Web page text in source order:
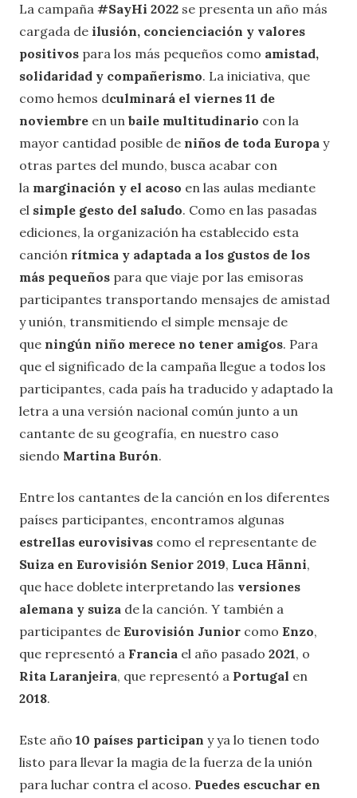
La campaña #SayHi 2022 se presenta un año más
cargada de ilusión, concienciación y valores
positivos para los más pequeños como amistad,
solidaridad y compañerismo. La iniciativa, que
como hemos dculminará el viernes 11 de
noviembre en un baile multitudinario con la
mayor cantidad posible de niños de toda Europa y
otras partes del mundo, busca acabar con
la marginación y el acoso en las aulas mediante
el simple gesto del saludo. Como en las pasadas
ediciones, la organización ha establecido esta
canción rítmica y adaptada a los gustos de los
más pequeños para que viaje por las emisoras
participantes transportando mensajes de amistad
y unión, transmitiendo el simple mensaje de
que ningún niño merece no tener amigos. Para
que el significado de la campaña llegue a todos los
participantes, cada país ha traducido y adaptado la
letra a una versión nacional común junto a un
cantante de su geografía, en nuestro caso
siendo Martina Burón.
Entre los cantantes de la canción en los diferentes
países participantes, encontramos algunas
estrellas eurovisivas como el representante de
Suiza en Eurovisión Senior 2019, Luca Hänni,
que hace doblete interpretando las versiones
alemana y suiza de la canción. Y también a
participantes de Eurovisión Junior como Enzo,
que representó a Francia el año pasado 2021, o
Rita Laranjeira, que representó a Portugal en
2018.
Este año 10 países participan y ya lo tienen todo
listo para llevar la magia de la fuerza de la unión
para luchar contra el acoso. Puedes escuchar en